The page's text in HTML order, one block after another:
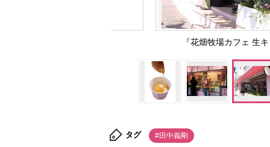
『花畑牧場カフェ 生
タグ #田中義剛